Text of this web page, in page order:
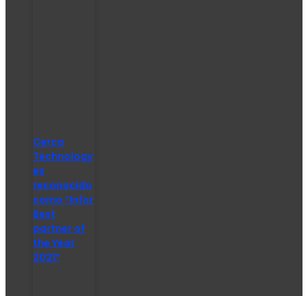
Cerca
Technology
es
reconocido
como “Infor
Best
partner of
the Year
2021″